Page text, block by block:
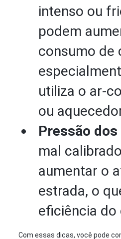
intenso ou
podem
consumo de
utiliza o ar-
ou
Pressão dos
mal
aumentar o
estrada, o
eficiência
Com essas dicas, você pode